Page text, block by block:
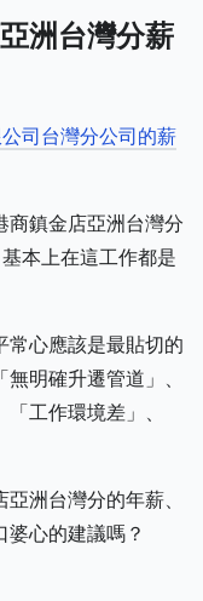
洲台灣分薪
司台灣分公司的薪
商鎮金店亞洲台灣分
本上在這工作都是
常心應該是最貼切的
明確升遷管道」、
工作環境差」、
洲台灣分的年薪、
心的建議嗎？